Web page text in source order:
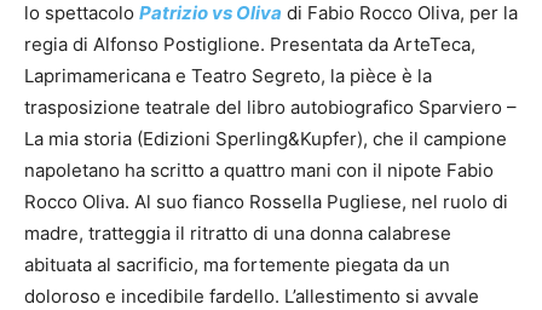
lo spettacolo Patrizio vs Oliva di Fabio Rocco Oliva, per la
regia di Alfonso Postiglione. Presentata da ArteTeca,
Laprimamericana e Teatro Segreto, la pièce è la
trasposizione teatrale del libro autobiografico Sparviero –
La mia storia (Edizioni Sperling&Kupfer), che il campione
napoletano ha scritto a quattro mani con il nipote Fabio
Rocco Oliva. Al suo fianco Rossella Pugliese, nel ruolo di
madre, tratteggia il ritratto di una donna calabrese
abituata al sacrificio, ma fortemente piegata da un
doloroso e incedibile fardello. L’allestimento si avvale